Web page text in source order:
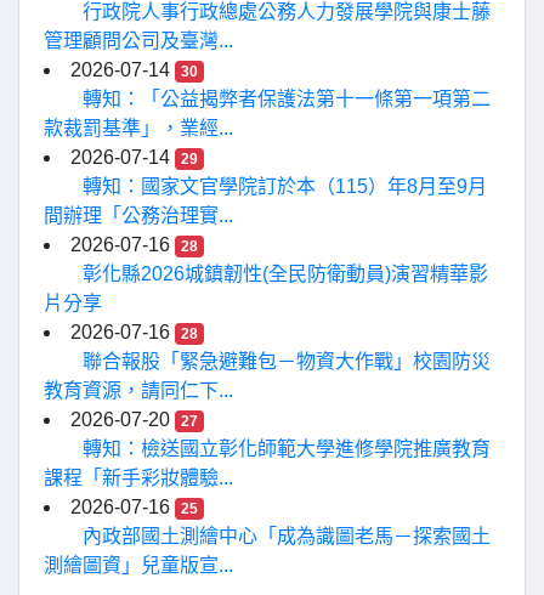
行政院人事行政總處公務人力發展學院與康士藤
管理顧問公司及臺灣...
2026-07-14
30
轉知：「公益揭弊者保護法第十一條第一項第二
款裁罰基準」，業經...
2026-07-14
29
轉知：國家文官學院訂於本（115）年8月至9月
間辦理「公務治理實...
2026-07-16
28
彰化縣2026城鎮韌性(全民防衛動員)演習精華影
片分享
2026-07-16
28
聯合報股「緊急避難包－物資大作戰」校園防災
教育資源，請同仁下...
2026-07-20
27
轉知：檢送國立彰化師範大學進修學院推廣教育
課程「新手彩妝體驗...
2026-07-16
25
內政部國土測繪中心「成為識圖老馬－探索國土
測繪圖資」兒童版宣...